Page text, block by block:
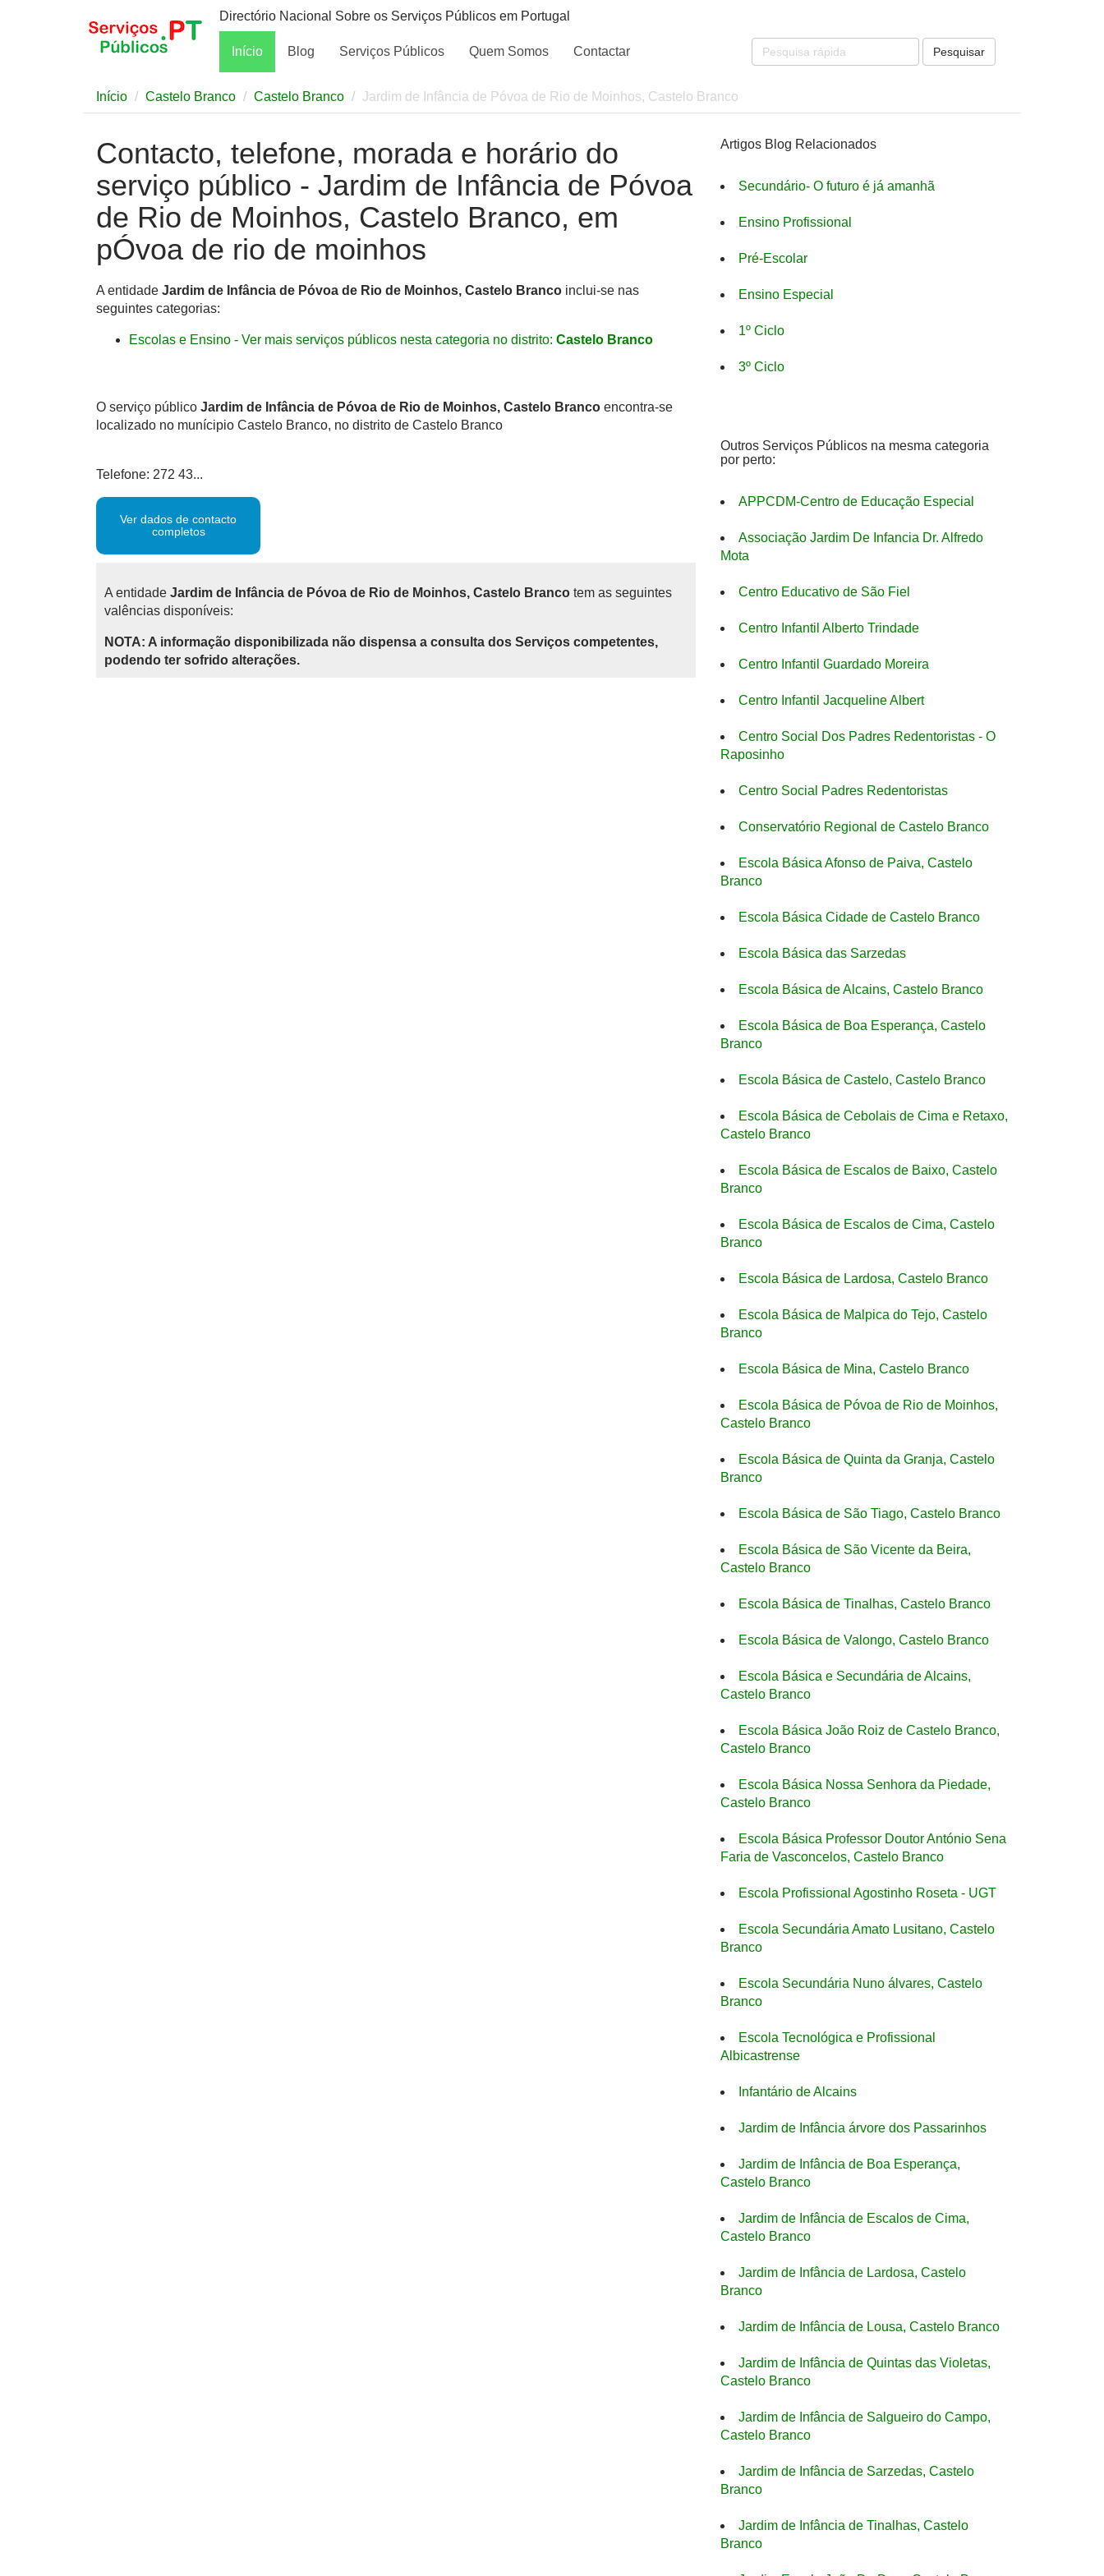
Directório Nacional Sobre os Serviços Públicos em Portugal
Início Blog Serviços Públicos Quem Somos Contactar Pesquisar
Início Castelo Branco Castelo Branco Jardim de Infância de Póvoa de Rio de Moinhos, Castelo Branco
Contacto, telefone, morada e horário do
serviço público - Jardim de Infância de Póvoa
de Rio de Moinhos, Castelo Branco, em
pÓvoa de rio de moinhos
A entidade Jardim de Infância de Póvoa de Rio de Moinhos, Castelo Branco inclui-se nas
seguintes categorias:
Escolas e Ensino - Ver mais serviços públicos nesta categoria no distrito: Castelo Branco
O serviço público Jardim de Infância de Póvoa de Rio de Moinhos, Castelo Branco encontra-se
localizado no munícipio Castelo Branco, no distrito de Castelo Branco
Telefone: 272 43...
Ver dados de contacto
completos
A entidade Jardim de Infância de Póvoa de Rio de Moinhos, Castelo Branco tem as seguintes
valências disponíveis:
NOTA: A informação disponibilizada não dispensa a consulta dos Serviços competentes,
podendo ter sofrido alterações.
Artigos Blog Relacionados
Secundário- O futuro é já amanhã
Ensino Profissional
Pré-Escolar
Ensino Especial
1º Ciclo
3º Ciclo
Outros Serviços Públicos na mesma categoria
por perto:
APPCDM-Centro de Educação Especial
Associação Jardim De Infancia Dr. Alfredo
Mota
Centro Educativo de São Fiel
Centro Infantil Alberto Trindade
Centro Infantil Guardado Moreira
Centro Infantil Jacqueline Albert
Centro Social Dos Padres Redentoristas - O
Raposinho
Centro Social Padres Redentoristas
Conservatório Regional de Castelo Branco
Escola Básica Afonso de Paiva, Castelo
Branco
Escola Básica Cidade de Castelo Branco
Escola Básica das Sarzedas
Escola Básica de Alcains, Castelo Branco
Escola Básica de Boa Esperança, Castelo
Branco
Escola Básica de Castelo, Castelo Branco
Escola Básica de Cebolais de Cima e Retaxo,
Castelo Branco
Escola Básica de Escalos de Baixo, Castelo
Branco
Escola Básica de Escalos de Cima, Castelo
Branco
Escola Básica de Lardosa, Castelo Branco
Escola Básica de Malpica do Tejo, Castelo
Branco
Escola Básica de Mina, Castelo Branco
Escola Básica de Póvoa de Rio de Moinhos,
Castelo Branco
Escola Básica de Quinta da Granja, Castelo
Branco
Escola Básica de São Tiago, Castelo Branco
Escola Básica de São Vicente da Beira,
Castelo Branco
Escola Básica de Tinalhas, Castelo Branco
Escola Básica de Valongo, Castelo Branco
Escola Básica e Secundária de Alcains,
Castelo Branco
Escola Básica João Roiz de Castelo Branco,
Castelo Branco
Escola Básica Nossa Senhora da Piedade,
Castelo Branco
Escola Básica Professor Doutor António Sena
Faria de Vasconcelos, Castelo Branco
Escola Profissional Agostinho Roseta - UGT
Escola Secundária Amato Lusitano, Castelo
Branco
Escola Secundária Nuno álvares, Castelo
Branco
Escola Tecnológica e Profissional
Albicastrense
Infantário de Alcains
Jardim de Infância árvore dos Passarinhos
Jardim de Infância de Boa Esperança,
Castelo Branco
Jardim de Infância de Escalos de Cima,
Castelo Branco
Jardim de Infância de Lardosa, Castelo
Branco
Jardim de Infância de Lousa, Castelo Branco
Jardim de Infância de Quintas das Violetas,
Castelo Branco
Jardim de Infância de Salgueiro do Campo,
Castelo Branco
Jardim de Infância de Sarzedas, Castelo
Branco
Jardim de Infância de Tinalhas, Castelo
Branco